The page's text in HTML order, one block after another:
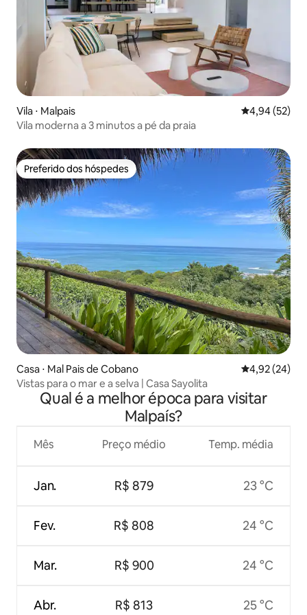
Vila ⋅ Malpais 4,94 de uma
4,94 (52)
Vila moderna a 3 minutos a pé da praia
Preferido dos hóspedes
Preferido dos hóspedes
Casa ⋅ Mal Pais de Cobano 4,92 de uma
4,92 (24)
Vistas para o mar e a selva | Casa Sayolita
Qual é a melhor época para visitar
Malpaís?
Mês
Jan.
Fev.
Mar.
Abr.
Preço médio
R$ 879
R$ 808
R$ 900
R$ 813
Temp. média
23 °C
24 °C
24 °C
25 °C